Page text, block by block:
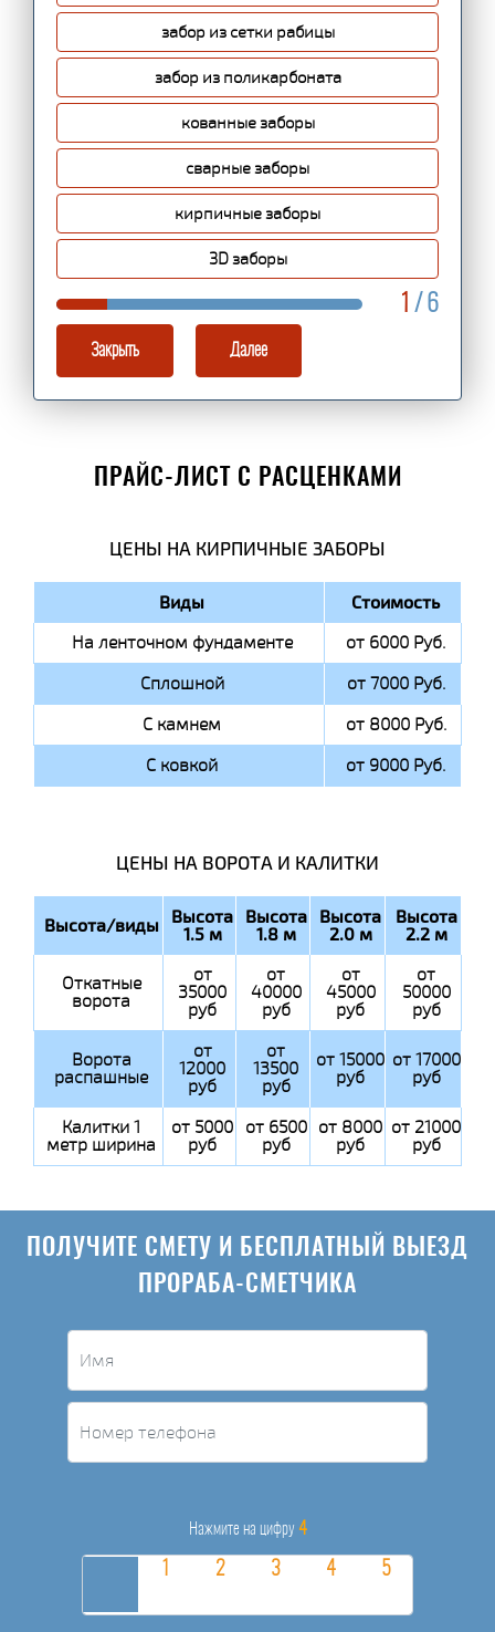
забор из сетки рабицы
забор из поликарбоната
кованные заборы
сварные заборы
кирпичные заборы
3D заборы
1 / 6
Закрыть Далее
ПРАЙС-ЛИСТ С РАСЦЕНКАМИ
ЦЕНЫ НА КИРПИЧНЫЕ ЗАБОРЫ
Виды Стоимость
На ленточном фундаменте
от 6000 Руб.
Сплошной
от 7000 Руб.
С камнем
от 8000 Руб.
С ковкой
от 9000 Руб.
ЦЕНЫ НА ВОРОТА И КАЛИТКИ
Высота/виды Высота
1.5 м
Высота
1.8 м
Высота
2.0 м
Высота
2.2 м
Откатные
ворота
от
35000
руб
от
40000
руб
от
45000
руб
от
50000
руб
Ворота
распашные
от
12000
руб
от
13500
руб
от 15000
руб
от 17000
руб
Калитки 1
метр ширина
от 5000
руб
от 6500
руб
от 8000
руб
от 21000
руб
ПОЛУЧИТЕ СМЕТУ И БЕСПЛАТНЫЙ ВЫЕЗД
ПРОРАБА-СМЕТЧИКА
Нажмите на цифру 4